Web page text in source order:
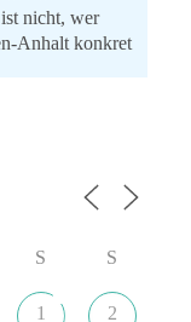
nicht, wer
Anhalt konkret
#Kooperation
S S
1 2